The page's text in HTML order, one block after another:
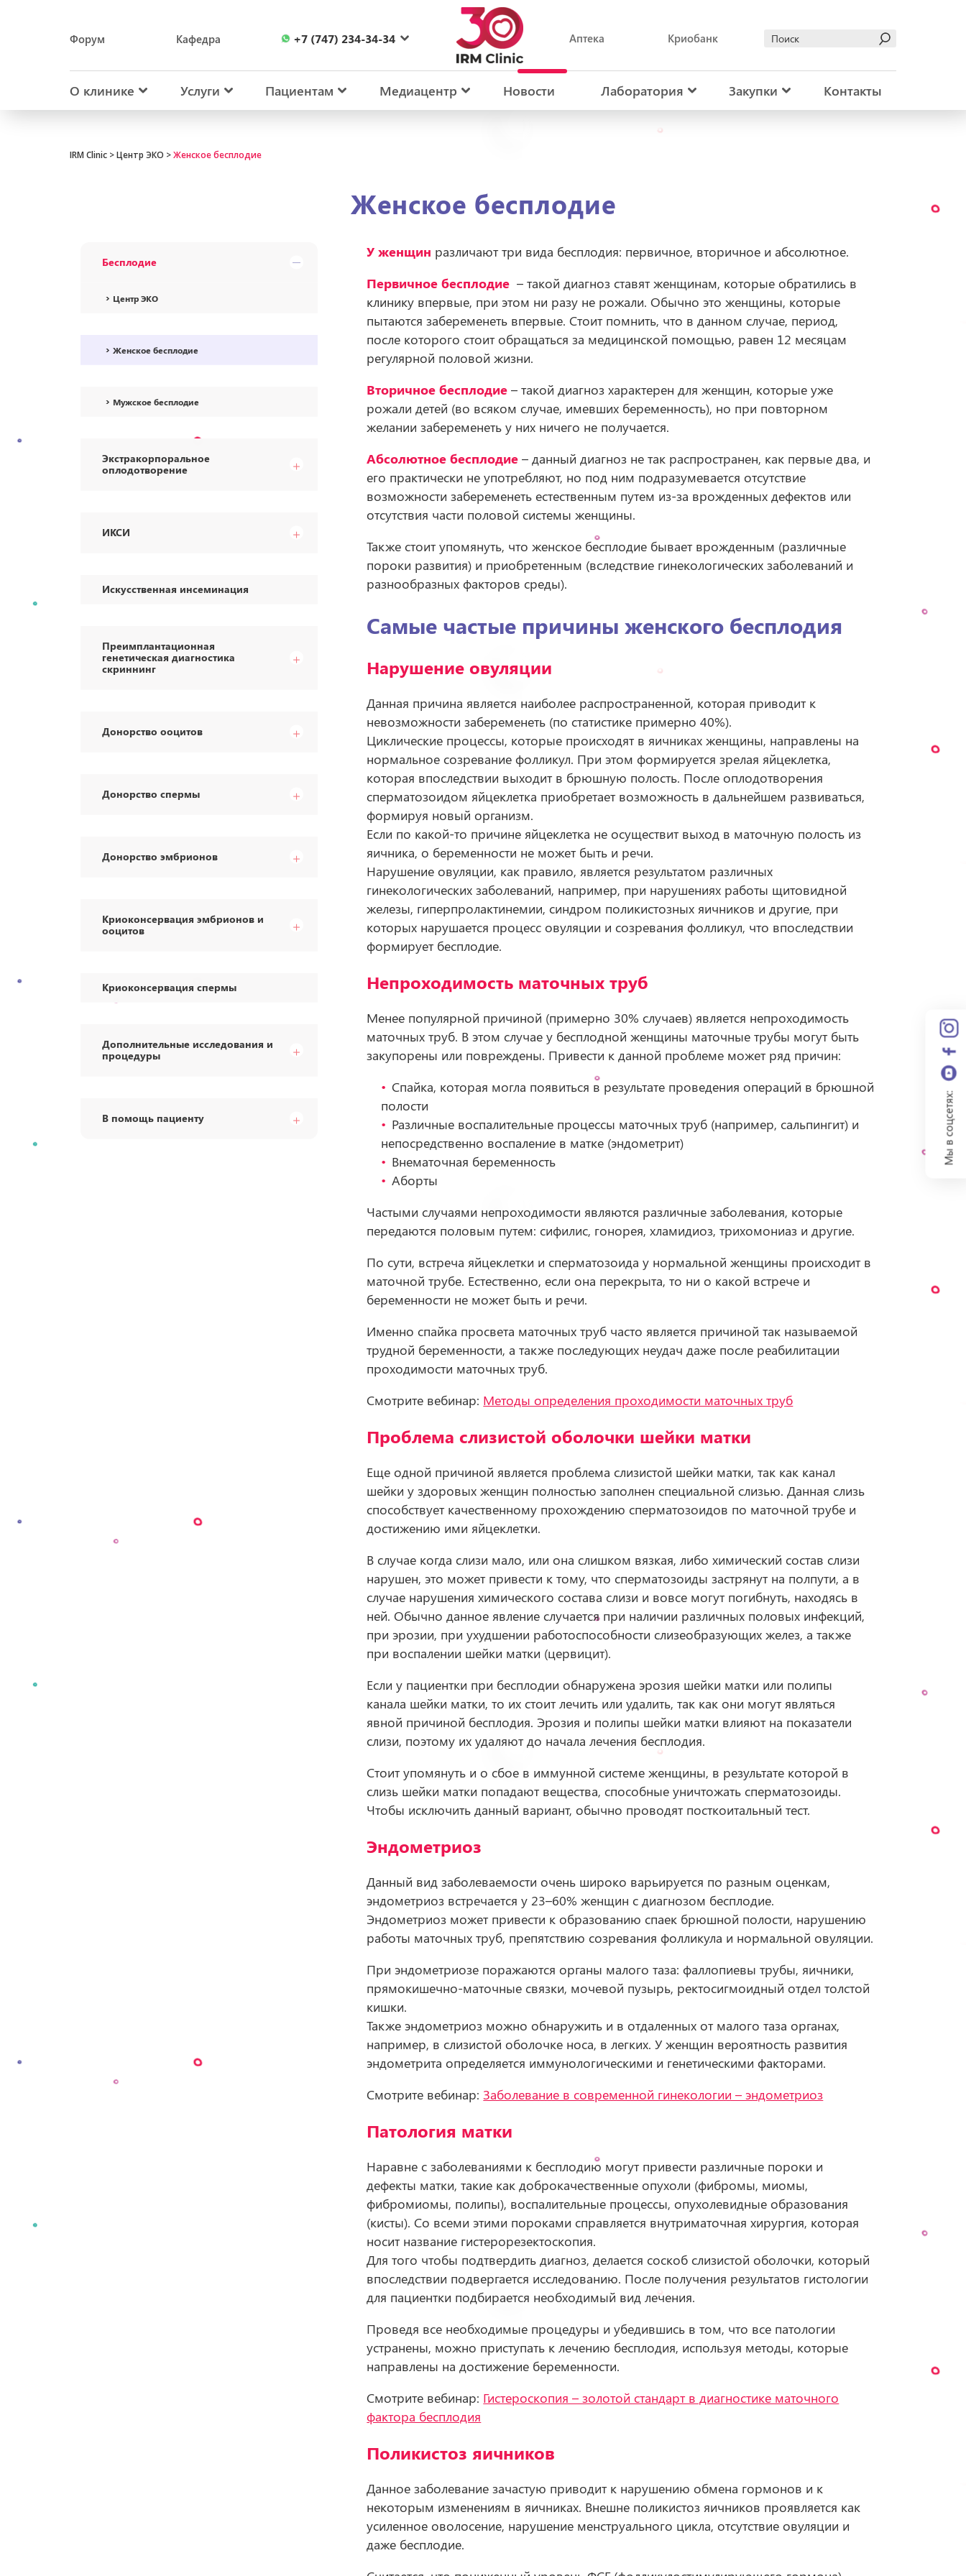
Форум Кафедра
+7 (747) 234-34-34
Аптека Криобанк
О клинике Услуги Пациентам Медиацентр Новости Лаборатория Закупки Контакты
IRM Clinic >Центр ЭКО >Женское бесплодие
Женское бесплодие
Бесплодие
Центр ЭКО
Женское бесплодие
Мужское бесплодие
Экстракорпоральное
оплодотворение
ИКСИ
Искусственная инсеминация
Преимплантационная
генетическая диагностика
скриннинг
Донорство ооцитов
Донорство спермы
Донорство эмбрионов
Криоконсервация эмбрионов и
ооцитов
Криоконсервация спермы
Дополнительные исследования и
процедуры
В помощь пациенту
У женщин различают три вида бесплодия: первичное, вторичное и абсолютное.
Первичное бесплодие – такой диагноз ставят женщинам, которые обратились в
клинику впервые, при этом ни разу не рожали. Обычно это женщины, которые
пытаются забеременеть впервые. Стоит помнить, что в данном случае, период,
после которого стоит обращаться за медицинской помощью, равен 12 месяцам
регулярной половой жизни.
Вторичное бесплодие – такой диагноз характерен для женщин, которые уже
рожали детей (во всяком случае, имевших беременность), но при повторном
желании забеременеть у них ничего не получается.
Абсолютное бесплодие – данный диагноз не так распространен, как первые два, и
его практически не употребляют, но под ним подразумевается отсутствие
возможности забеременеть естественным путем из-за врожденных дефектов или
отсутствия части половой системы женщины.
Также стоит упомянуть, что женское бесплодие бывает врожденным (различные
пороки развития) и приобретенным (вследствие гинекологических заболеваний и
разнообразных факторов среды).
Самые частые причины женского бесплодия
Нарушение овуляции
Данная причина является наиболее распространенной, которая приводит к
невозможности забеременеть (по статистике примерно 40%).
Циклические процессы, которые происходят в яичниках женщины, направлены на
нормальное созревание фолликул. При этом формируется зрелая яйцеклетка,
которая впоследствии выходит в брюшную полость. После оплодотворения
сперматозоидом яйцеклетка приобретает возможность в дальнейшем развиваться,
формируя новый организм.
Если по какой-то причине яйцеклетка не осуществит выход в маточную полость из
яичника, о беременности не может быть и речи.
Нарушение овуляции, как правило, является результатом различных
гинекологических заболеваний, например, при нарушениях работы щитовидной
железы, гиперпролактинемии, синдром поликистозных яичников и другие, при
которых нарушается процесс овуляции и созревания фолликул, что впоследствии
формирует бесплодие.
Непроходимость маточных труб
Менее популярной причиной (примерно 30% случаев) является непроходимость
маточных труб. В этом случае у бесплодной женщины маточные трубы могут быть
закупорены или повреждены. Привести к данной проблеме может ряд причин:
Спайка, которая могла появиться в результате проведения операций в брюшной
полости
Различные воспалительные процессы маточных труб (например, сальпингит) и
непосредственно воспаление в матке (эндометрит)
Внематочная беременность​
Аборты
Частыми случаями непроходимости являются различные заболевания, которые
передаются половым путем: сифилис, гонорея, хламидиоз, трихомониаз и другие.
По сути, встреча яйцеклетки и сперматозоида у нормальной женщины происходит в
маточной трубе. Естественно, если она перекрыта, то ни о какой встрече и
беременности не может быть и речи.
Именно спайка просвета маточных труб​ часто является причиной так называемой
трудной беременности, а также последующих неудач даже после реабилитации
проходимости маточных труб.
Смотрите вебинар: Методы определения проходимости маточных труб
Проблема слизистой оболочки шейки матки
Еще одной причиной является проблема слизистой шейки матки, так как канал
шейки у здоровых женщин полностью заполнен специальной слизью. Данная слизь
способствует качественному прохождению сперматозоидов по маточной трубе и
достижению ими яйцеклетки.
В случае когда слизи мало, или она слишком вязкая, либо химический состав слизи
нарушен, это может привести к тому, что сперматозоиды застрянут на полпути, а в
случае нарушения химического состава слизи и вовсе могут погибнуть, находясь в
ней. Обычно данное явление случается при наличии различных половых инфекций,
при эрозии, при ухудшении работоспособности слизеобразующих желез, а также
при воспалении шейки матки (цервицит).
Если у пациентки при бесплодии обнаружена эрозия шейки матки​ или полипы
канала шейки матки, то их стоит лечить или удалить, так как они могут являться
явной причиной бесплодия. Эрозия и полипы шейки матки влияют на показатели
слизи, поэтому их удаляют до начала лечения бесплодия.
Стоит упомянуть и о сбое в иммунной системе женщины, в результате которой в
слизь шейки матки попадают вещества, способные уничтожать сперматозоиды.
Чтобы исключить данный вариант, обычно проводят посткоитальный тест.
Эндометриоз
Данный вид заболеваемости очень широко варьируется по разным оценкам,
эндометриоз​ встречается у 23–60% женщин с диагнозом бесплодие.
Эндометриоз может привести к образованию спаек брюшной полости, нарушению
работы маточных труб, препятствию созревания фолликула и нормальной овуляции.
При эндометриозе поражаются органы малого таза: фаллопиевы трубы, яичники,
прямокишечно-маточные связки, мочевой пузырь, ректосигмоидный отдел толстой
кишки.
Также эндометриоз можно обнаружить и в отдаленных от малого таза органах,
например, в слизистой оболочке носа, в легких. У женщин вероятность развития
эндометрита определяется иммунологическими и генетическими факторами.
Смотрите вебинар:Заболевание в современной гинекологии – эндометриоз
Патология матки
Наравне с заболеваниями к бесплодию могут привести различные пороки и
дефекты матки, такие как доброкачественные опухоли (фибромы, миомы,
фибромиомы, полипы), воспалительные процессы, опухолевидные образования
(кисты). Со всеми этими пороками справляется внутриматочная хирургия, которая
носит название гистерорезектоскопия.
Для того чтобы подтвердить диагноз, делается соскоб слизистой оболочки, который
впоследствии подвергается исследованию. После получения результатов гистологии
для пациентки подбирается необходимый вид лечения.
Проведя все необходимые процедуры и убедившись в том, что все патологии
устранены, можно приступать к лечению бесплодия, используя методы, которые
направлены на достижение беременности.
Смотрите вебинар: Гистероскопия – золотой стандарт в диагностике маточного
фактора бесплодия
Поликистоз яичников
Данное заболевание зачастую приводит к нарушению обмена гормонов и к
некоторым изменениям в яичниках. Внешне поликистоз яичников проявляется как
усиленное оволосение, нарушение менструального цикла, отсутствие овуляции и
даже бесплодие.
Мы в соцсетях: